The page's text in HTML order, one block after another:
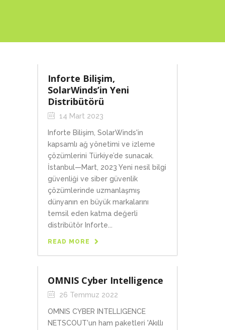
Inforte Bilişim,
SolarWinds’in Yeni
Distribütörü
14 Mart 2023
Inforte Bilişim, SolarWinds'in
kapsamlı ağ yönetimi ve izleme
çözümlerini Türkiye’de sunacak.
İstanbul—Mart, 2023 Yeni nesil bilgi
güvenliği ve siber güvenlik
çözümlerinde uzmanlaşmış
dünyanın en büyük markalarını
temsil eden katma değerli
distribütör Inforte...
READ MORE
OMNIS Cyber Intelligence
26 Temmuz 2022
OMNIS CYBER INTELLIGENCE
NETSCOUT'un ham paketleri 'Akıllı